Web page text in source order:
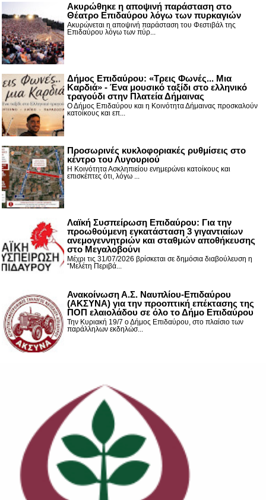
Ακυρώθηκε η αποψινή παράσταση στο
Θέατρο Επιδαύρου λόγω των πυρκαγιών
Ακυρώνεται η αποψινή παράσταση του Φεστιβάλ της
Επιδαύρου λόγω των πύρ...
Δήμος Επιδαύρου: «Τρεις Φωνές... Μια
Καρδιά» - Ένα μουσικό ταξίδι στο ελληνικό
τραγούδι στην Πλατεία Δήμαινας
Ο Δήμος Επιδαύρου και η Κοινότητα Δήμαινας προσκαλούν
κατοίκους και επ...
Προσωρινές κυκλοφοριακές ρυθμίσεις στο
κέντρο του Λυγουριού
Η Κοινότητα Ασκληπιείου ενημερώνει κατοίκους και
επισκέπτες ότι, λόγω ...
Λαϊκή Συσπείρωση Επιδαύρου: Για την
προωθούμενη εγκατάσταση 3 γιγαντιαίων
ανεμογεννητριών και σταθμών αποθήκευσης
στο Μεγαλοβούνι
Μέχρι τις 31/07/2026 βρίσκεται σε δημόσια διαβούλευση η
“Μελέτη Περιβά...
Ανακοίνωση Α.Σ. Ναυπλίου-Επιδαύρου
(ΑΚΣΥΝΑ) για την προοπτική επέκτασης της
ΠΟΠ ελαιολάδου σε όλο το Δήμο Επιδαύρου
Την Κυριακή 19/7 ο Δήμος Επιδαύρου, στο πλαίσιο των
παράλληλων εκδηλώσ...